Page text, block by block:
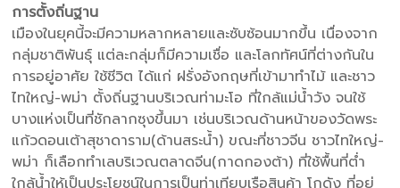
การตั้งถิ่นฐาน
เมืองในยุคนี้จะมีความหลากหลายและซับซ้อนมากขึ้น เนื่องจาก
กลุ่มชาติพันธุ์ แต่ละกลุ่มก็มีความเชื่อ และโลกทัศน์ที่ต่างกันใน
การอยู่อาศัย ใช้ชีวิต ได้แก่ ฝรั่งอังกฤษที่เข้ามาทำไม้ และชาว
ไทใหญ่-พม่า ตั้งถิ่นฐานบริเวณท่ามะโอ ที่ใกล้แม่น้ำวัง จนใช้
บางแห่งเป็นที่ชักลากซุงขึ้นมา เช่นบริเวณด้านหน้าของวัดพระ
แก้วดอนเต้าสุชาดาราม(ด้านสระน้ำ) ขณะที่ชาวจีน ชาวไทใหญ่-
พม่า ก็เลือกทำเลบริเวณตลาดจีน(กาดกองต้า) ที่ใช้พื้นที่ต่ำ
ใกล้น้ำให้เป็นประโยชน์ในการเป็นท่าเทียบเรือสินค้า โกดัง ที่อยู่